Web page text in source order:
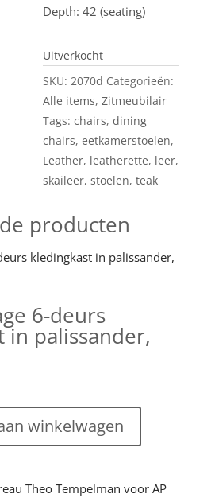
Depth: 42 (seating)
Uitverkocht
SKU:2070d Categorieën:
Alle items,Zitmeubilair
Tags:chairs,dining
chairs,eetkamerstoelen,
Leather, leatherette, leer,
skaileer,stoelen,teak
producten
6-deurs
in palissander,
winkelwagen